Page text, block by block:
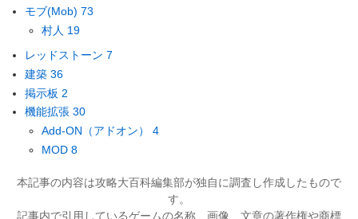
モブ(Mob) 73
村人 19
レッドストーン 7
建築 36
掲示板 2
機能拡張 30
Add-ON（アドオン） 4
MOD 8
本記事の内容は攻略大百科編集部が独自に調査し作成したもので
す。
記事内で引用しているゲームの名称、画像、文章の著作権や商標